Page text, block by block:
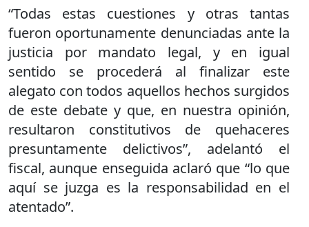
“Todas estas cuestiones y otras tantas
fueron oportunamente denunciadas ante la
justicia por mandato legal, y en igual
sentido se procederá al finalizar este
alegato con todos aquellos hechos surgidos
de este debate y que, en nuestra opinión,
resultaron constitutivos de quehaceres
presuntamente delictivos”, adelantó el
fiscal, aunque enseguida aclaró que “lo que
aquí se juzga es la responsabilidad en el
atentado”.